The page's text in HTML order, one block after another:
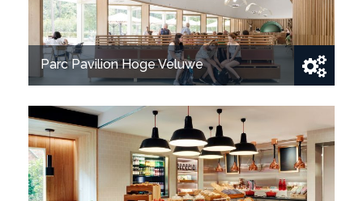
Parc Pavilion Hoge Veluwe